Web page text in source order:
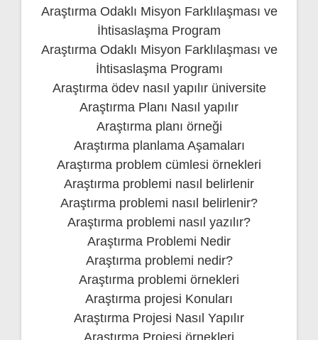
Araştırma Odaklı Misyon Farklılaşması ve
İhtisaslaşma Program
Araştırma Odaklı Misyon Farklılaşması ve
İhtisaslaşma Programı
Araştırma ödev nasıl yapılır üniversite
Araştırma Planı Nasıl yapılır
Araştırma planı örneği
Araştırma planlama Aşamaları
Araştırma problem cümlesi örnekleri
Araştırma problemi nasıl belirlenir
Araştırma problemi nasıl belirlenir?
Araştırma problemi nasıl yazılır?
Araştırma Problemi Nedir
Araştırma problemi nedir?
Araştırma problemi örnekleri
Araştırma projesi Konuları
Araştırma Projesi Nasıl Yapılır
Araştırma Projesi örnekleri